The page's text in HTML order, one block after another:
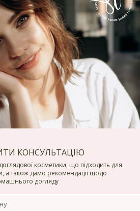
КОНСУЛЬТАЦІЮ
косметики, що підходить для
а також дамо рекомендації щодо
догляду